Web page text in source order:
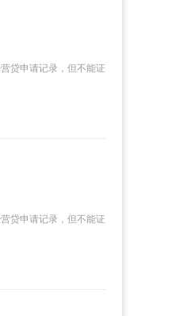
贷申请记录，但不能证
贷申请记录，但不能证